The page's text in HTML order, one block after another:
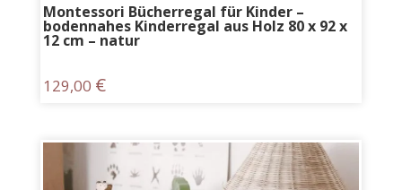
Montessori Bücherregal für Kinder –
bodennahes Kinderregal aus Holz 80 x 92 x
12 cm – natur
129,00 €